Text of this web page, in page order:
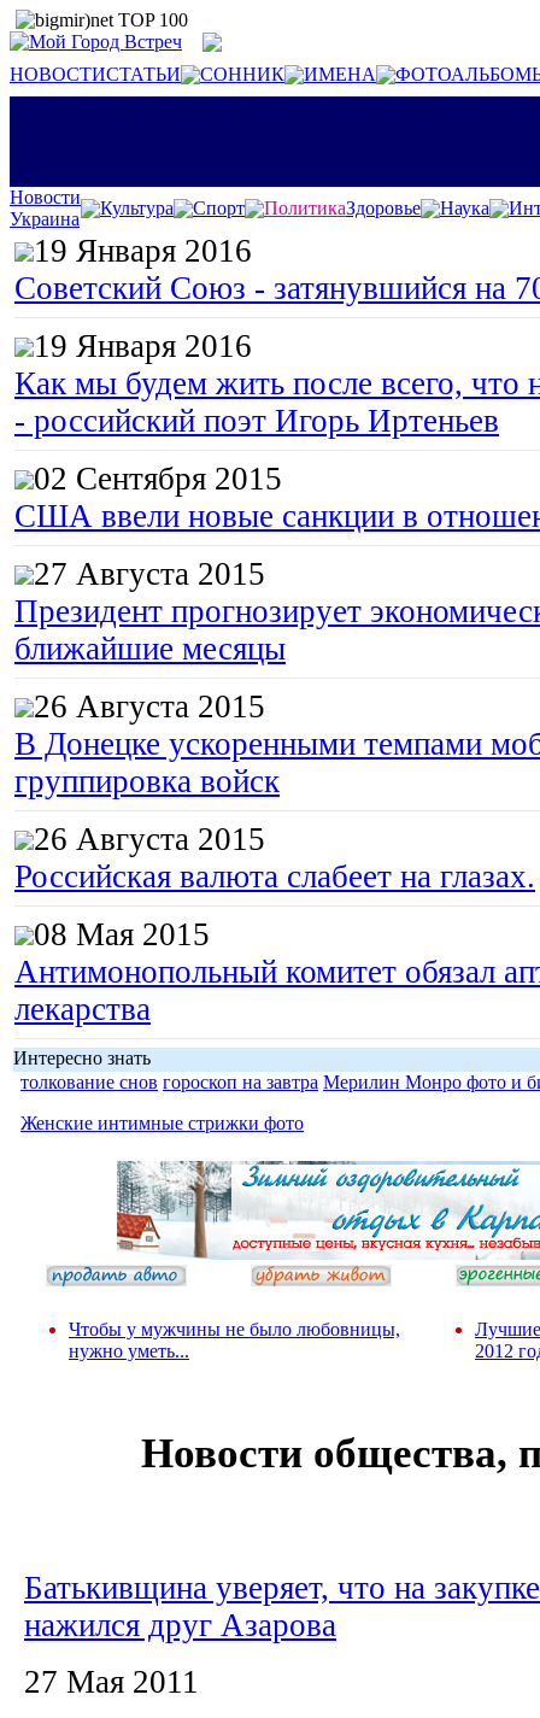
НОВОСТИСТАТЬИ СОННИК ИМЕНА
Новости
Украина
Культура Спорт ПолитикаЗдоровье Наука
19 Января 2016
Советский Союз - затянувшийся на
19 Января 2016
Как мы будем жить после всего, что
- российский поэт Игорь Иртеньев
02 Сентября 2015
США ввели новые санкции в
27 Августа 2015
Президент прогнозирует
ближайшие месяцы
26 Августа 2015
В Донецке ускоренными темпами
группировка войск
26 Августа 2015
Российская валюта слабеет на глазах.
08 Мая 2015
Антимонопольный комитет обязал
лекарства
Интересно знать
толкование снов гороскоп на завтра Мерилин Монро фото и
Женские интимные стрижки фото
Чтобы у мужчины не было любовницы,
нужно уметь...
Лучшие
2012
Новости общества,
Батькивщина уверяет, что на
нажился друг Азарова
27 Мая 2011